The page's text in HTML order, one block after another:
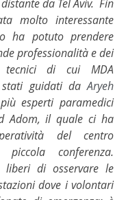
da Tel Aviv.  Fin
molto interessante
ha potuto prendere
professionalità e dei
tecnici di cui MDA
stati guidati da Aryeh
esperti paramedici
Adom, il quale ci ha
del centro
conferenza.
di osservare le
dove i volontari